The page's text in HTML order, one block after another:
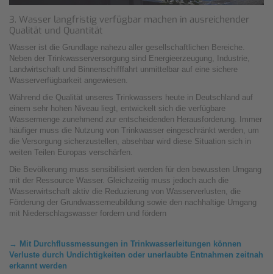
3. Wasser langfristig verfügbar machen in ausreichender
Qualität und Quantität
Wasser ist die Grundlage nahezu aller gesellschaftlichen Bereiche.
Neben der Trinkwasserversorgung sind Energieerzeugung, Industrie,
Landwirtschaft und Binnenschifffahrt unmittelbar auf eine sichere
Wasserverfügbarkeit angewiesen.
Während die Qualität unseres Trinkwassers heute in Deutschland auf
einem sehr hohen Niveau liegt, entwickelt sich die verfügbare
Wassermenge zunehmend zur entscheidenden Herausforderung. Immer
häufiger muss die Nutzung von Trinkwasser eingeschränkt werden, um
die Versorgung sicherzustellen, absehbar wird diese Situation sich in
weiten Teilen Europas verschärfen.
Die Bevölkerung muss sensibilisiert werden für den bewussten Umgang
mit der Ressource Wasser. Gleichzeitig muss jedoch auch die
Wasserwirtschaft aktiv die Reduzierung von Wasserverlusten, die
Förderung der Grundwasserneubildung sowie den nachhaltige Umgang
mit Niederschlagswasser fordern und fördern
→ Mit Durchflussmessungen in Trinkwasserleitungen können
Verluste durch Undichtigkeiten oder unerlaubte Entnahmen zeitnah
erkannt werden